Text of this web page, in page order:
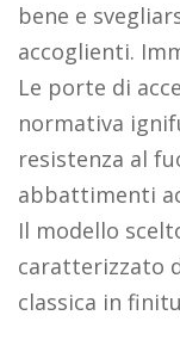
bene e
accoglienti.
Le porte di
normativa
resistenza al
abbattimenti
Il modello
caratterizzato
classica in